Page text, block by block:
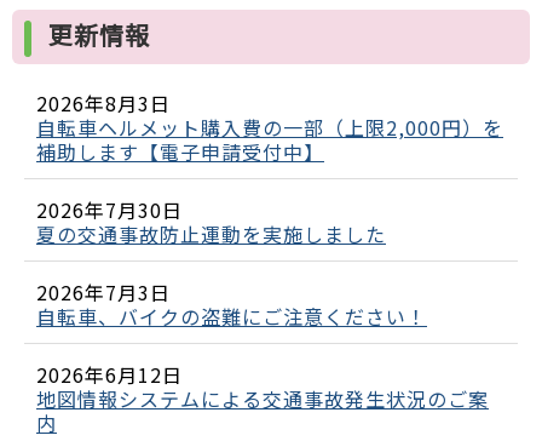
更新情報
2026年8月3日
自転車ヘルメット購入費の一部（上限2,000円）を
補助します【電子申請受付中】
2026年7月30日
夏の交通事故防止運動を実施しました
2026年7月3日
自転車、バイクの盗難にご注意ください！
2026年6月12日
地図情報システムによる交通事故発生状況のご案
内